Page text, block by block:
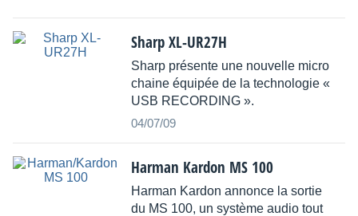
Sharp XL-UR27H
Sharp présente une nouvelle micro
chaine équipée de la technologie «
USB RECORDING ».
04/07/09
Harman Kardon MS 100
Harman Kardon annonce la sortie
du MS 100, un système audio tout